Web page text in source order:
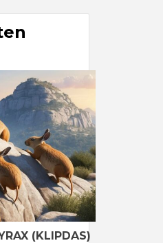
(KLIPDAS)